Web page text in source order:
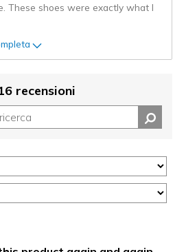
These shoes were exactly what I
recensioni